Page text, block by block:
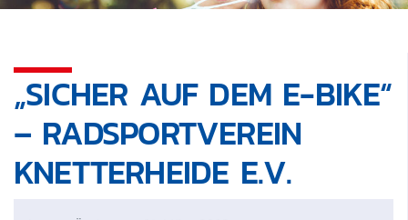
„SICHER AUF DEM E-BIKE“
– RADSPORTVEREIN
KNETTERHEIDE E.V.